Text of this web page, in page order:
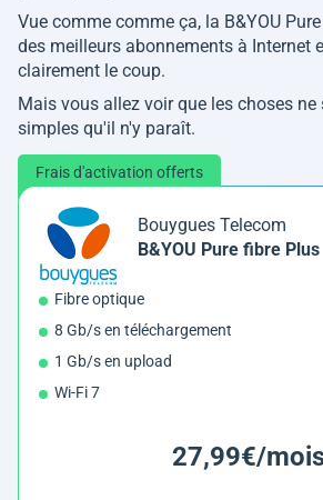
Vue comme comme ça, la B&YOU
des meilleurs abonnements à Internet
clairement le coup.
Mais vous allez voir que les choses
simples qu'il n'y paraît.
Frais d'activation offerts
Bouygues Telecom
B&YOU Pure fibre Plus
Fibre optique
8 Gb/s en téléchargement
1 Gb/s en upload
Wi-Fi 7
27,99€/